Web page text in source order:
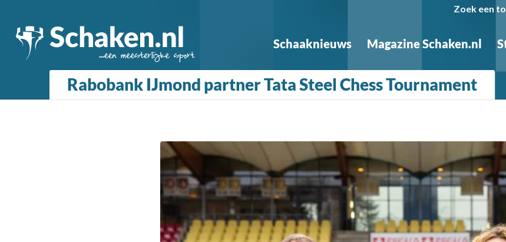
Zoek een
Schaaknieuws Magazine Schaken.nl
Rabobank IJmond partner Tata Steel Chess Tournament